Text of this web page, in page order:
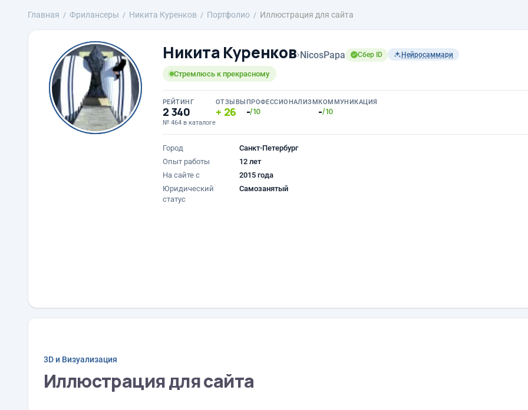
Главная Фрилансеры Никита Куренков Портфолио Иллюстрация для сайта
Никита Куренков›NicosPapa Сбер ID Нейросаммари
Стремлюсь к прекрасному
РЕЙТИНГ
2 340
№ 464 в каталоге
ОТЗЫВЫ
26
ПРОФЕССИОНАЛИЗМ
-/10
КОММУНИКАЦИЯ
-/10
Город
Санкт-Петербург
Опыт работы
12 лет
На сайте с
2015 года
Юридический
статус
Самозанятый
3D и Визуализация
Иллюстрация для сайта